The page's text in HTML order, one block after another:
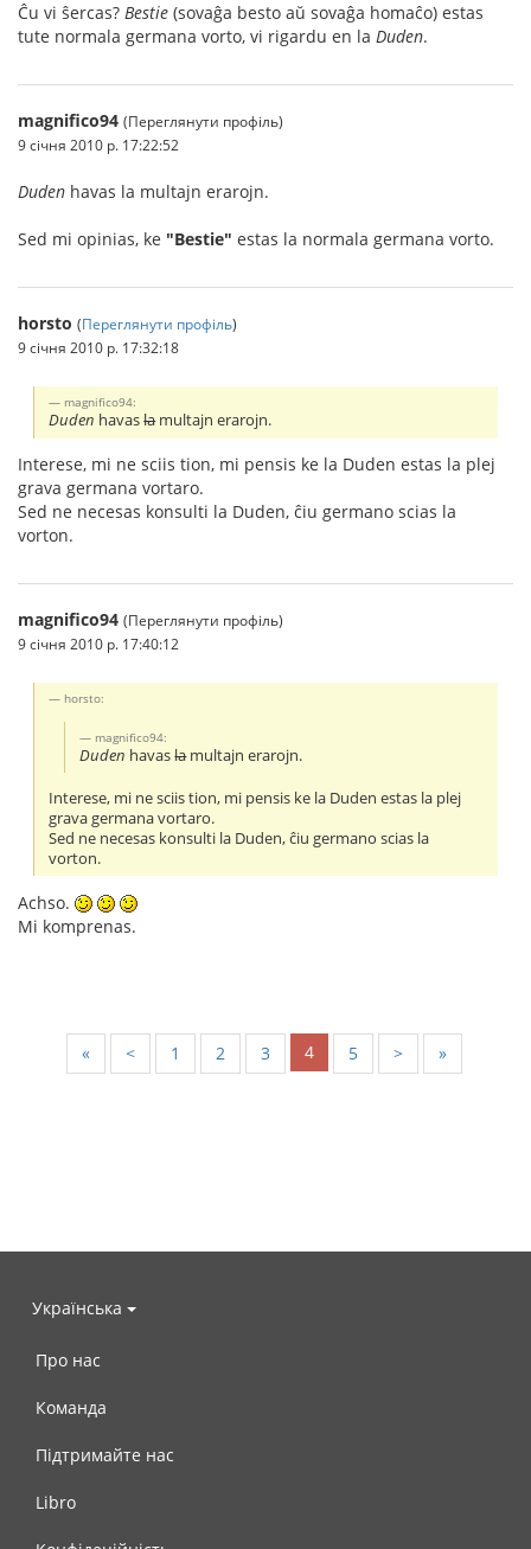
Ĉu vi ŝercas? Bestie (sovaĝa besto aŭ sovaĝa homaĉo) estas
tute normala germana vorto, vi rigardu en la Duden.
magnifico94 (Переглянути профіль)
9 січня 2010 р. 17:22:52
Duden havas la multajn erarojn.
Sed mi opinias, ke "Bestie" estas la normala germana vorto.
horsto (Переглянути профіль)
9 січня 2010 р. 17:32:18
magnifico94:
Duden havaslamultajn erarojn.
Interese, mi ne sciis tion, mi pensis ke la Duden estas la plej
grava germana vortaro.
Sed ne necesas konsulti la Duden, ĉiu germano scias la
vorton.
magnifico94 (Переглянути профіль)
9 січня 2010 р. 17:40:12
horsto:
magnifico94:
Duden havaslamultajn erarojn.
Interese, mi ne sciis tion, mi pensis ke la Duden estas la plej
grava germana vortaro.
Sed ne necesas konsulti la Duden, ĉiu germano scias la
vorton.
Achso.
Mi komprenas.
« < 1 2 3 4 5 > »
Українська
Про нас
Команда
Підтримайте нас
Libro